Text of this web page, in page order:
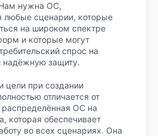
нужна ОС,
сценарии, которые
на широком спектре
и которые могут
спрос на
надёжную защиту.
цели при создании
отличается от
распределённая ОС на
которая обеспечивает
во всех сценариях. Она